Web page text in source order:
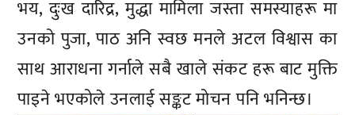
भय, दुःख दारिद्र, मुद्धा मामिला जस्ता समस्याहरू मा
उनको पुजा, पाठ अनि स्वछ मनले अटल विश्वास का
साथ आराधना गर्नाले सबै खाले संकट हरू बाट मुक्ति
पाइने भएकोले उनलाई सङ्कट मोचन पनि भनिन्छ।